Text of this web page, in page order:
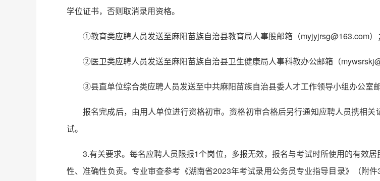
学位证书，否则取消录用资格。
①教育类应聘人员发送至麻阳苗族自治县教育局人事股邮箱（myjyjrsg@163.com）
②医卫类应聘人员发送至麻阳苗族自治县卫生健康局人事科教办公邮箱（
③县直单位综合类应聘人员发送至中共麻阳苗族自治县委人才工作领导小组办公室
报名完成后，由用人单位进行资格初审。资格初审合格后另行通知应聘人员携相
试。
3.有关要求。每名应聘人员限报1个岗位，多报无效，报名与考试时所使用的有效
性、准确性负责。专业审查参考《湖南省2023年考试录用公务员专业指导目录》（附